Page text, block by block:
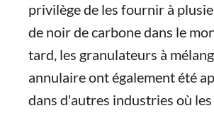
privilège de les fournir à
de noir de carbone dans le
tard, les granulateurs à
annulaire ont également été
dans d'autres industries où